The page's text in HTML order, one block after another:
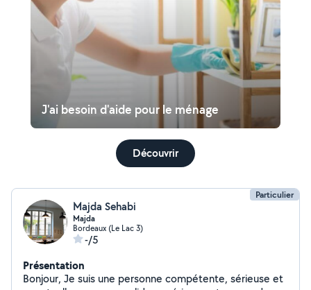
J'ai besoin d'aide pour le ménage
Découvrir
Particulier
Majda Sehabi
Majda
Bordeaux (Le Lac 3)
-/5
Présentation
Bonjour, Je suis une personne compétente, sérieuse et